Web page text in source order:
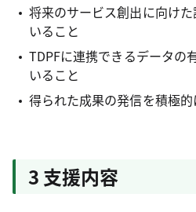
将来のサービス創出に向け
いること
TDPFに連携できるデータの
いること
得られた成果の発信を積極
3 支援内容